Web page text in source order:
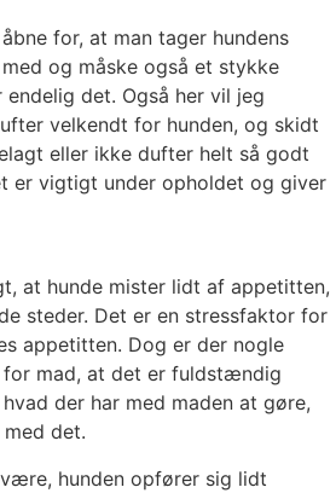
for, at man tager hundens
og måske også et stykke
det. Også her vil jeg
velkendt for hunden, og skidt
eller ikke dufter helt så godt
er vigtigt under opholdet og giver
at hunde mister lidt af appetitten,
steder. Det er en stressfaktor for
appetitten. Dog er der nogle
for mad, at det er fuldstændig
der har med maden at gøre,
det.
hunden opfører sig lidt